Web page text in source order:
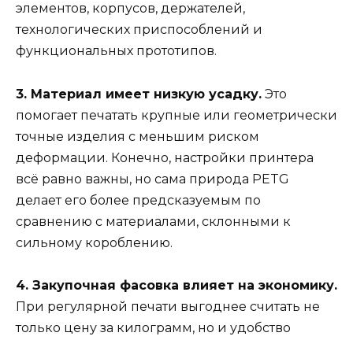
элементов, корпусов, держателей,
технологических приспособлений и
функциональных прототипов.
3. Материал имеет низкую усадку. Это
помогает печатать крупные или геометрически
точные изделия с меньшим риском
деформации. Конечно, настройки принтера
всё равно важны, но сама природа PETG
делает его более предсказуемым по
сравнению с материалами, склонными к
сильному короблению.
4. Закупочная фасовка влияет на экономику.
При регулярной печати выгоднее считать не
только цену за килограмм, но и удобство